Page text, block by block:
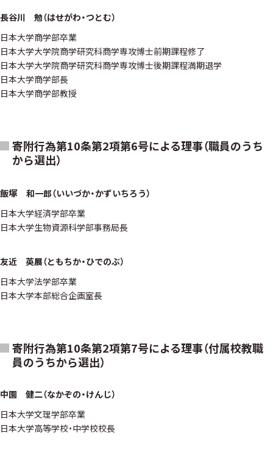
長谷川 勉（はせがわ・つとむ）
日本大学商学部卒業
日本大学大学院商学研究科商学専攻博士前期課程修了
日本大学大学院商学研究科商学専攻博士後期課程満期退学
日本大学商学部長
日本大学商学部教授
寄附行為第10条第2項第6号による理事（職員のうち
から選出）
飯塚 和一郎（いいづか・かずいちろう）
日本大学経済学部卒業
日本大学生物資源科学部事務局長
友近 英展（ともちか・ひでのぶ）
日本大学法学部卒業
日本大学本部総合企画室長
寄附行為第10条第2項第7号による理事（付属校教職
員のうちから選出）
中園 健二（なかぞの・けんじ）
日本大学文理学部卒業
日本大学高等学校・中学校校長